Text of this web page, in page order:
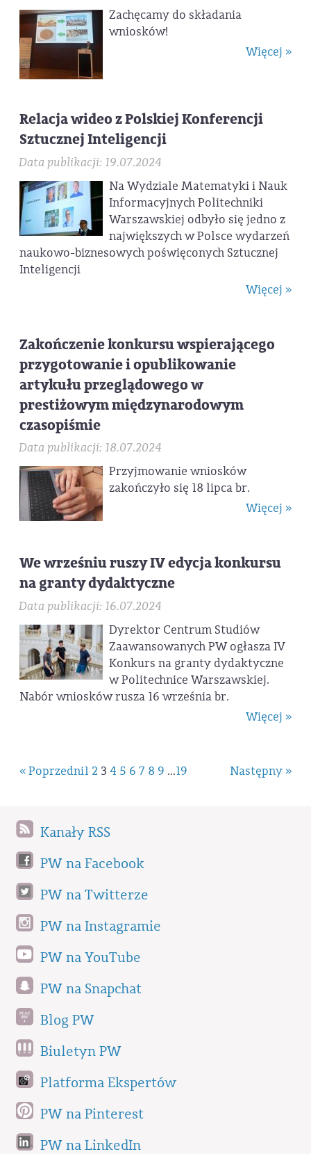
Zachęcamy do składania
wniosków!
Więcej »
Relacja wideo z Polskiej Konferencji
Sztucznej Inteligencji
Data publikacji: 19.07.2024
Na Wydziale Matematyki i Nauk
Informacyjnych Politechniki
Warszawskiej odbyło się jedno z
największych w Polsce wydarzeń
naukowo-biznesowych poświęconych Sztucznej
Inteligencji
Więcej »
Zakończenie konkursu wspierającego
przygotowanie i opublikowanie
artykułu przeglądowego w
prestiżowym międzynarodowym
czasopiśmie
Data publikacji: 18.07.2024
Przyjmowanie wniosków
zakończyło się 18 lipca br.
Więcej »
We wrześniu ruszy IV edycja konkursu
na granty dydaktyczne
Data publikacji: 16.07.2024
Dyrektor Centrum Studiów
Zaawansowanych PW ogłasza IV
Konkurs na granty dydaktyczne
w Politechnice Warszawskiej.
Nabór wniosków rusza 16 września br.
Więcej »
« Poprzedni Następny »
1 2 3 4 5 6 7 8 9 ...19
Kanały RSS
PW na Facebook
PW na Twitterze
PW na Instagramie
PW na YouTube
PW na Snapchat
Blog PW
Biuletyn PW
Platforma Ekspertów
PW na Pinterest
PW na LinkedIn